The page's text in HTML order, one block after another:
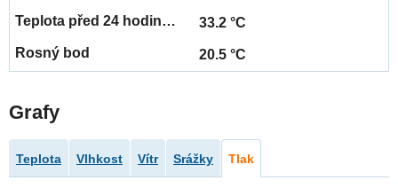
33.2 °C
20.5 °C
Grafy
Teplota Vlhkost Vítr Srážky Tlak